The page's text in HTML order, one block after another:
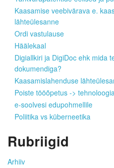
Kaasamise veebivärava e.
lähteülesanne
Ordi vastulause
Häälekaal
Digiallkiri ja DigiDoc ehk mida
dokumendiga?
Kaasamislahenduse
Poiste tööõpetus ->
e-soolvesi edupohmellile
Poliitika vs küberneetika
Rubriigid
Arhiiv